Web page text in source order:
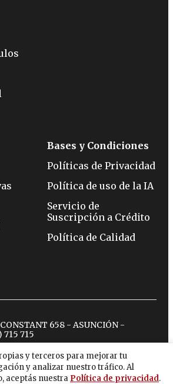
y terceros para mejorar tu
y analizar nuestro tráfico. Al
aceptás nuestra Política de privacidad.
Bases y Condiciones
Políticas de Privacidad
Política de uso de la IA
Servicio de
Suscripción a Crédito
Política de Calidad
658 - ASUNCIÓN -
715 715
tiktokyoutubespotify